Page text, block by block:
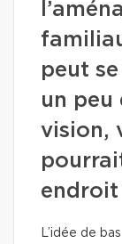
peut
un peu
vision,
endroit
L’idée de